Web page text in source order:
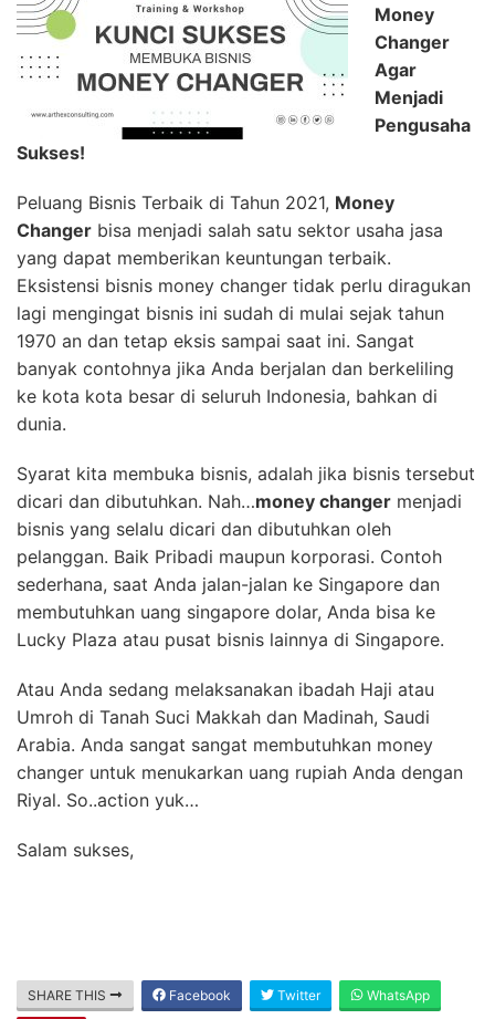
Money
Changer
Agar
Menjadi
Pengusaha
Sukses!
Peluang Bisnis Terbaik di Tahun 2021, Money
Changer bisa menjadi salah satu sektor usaha jasa
yang dapat memberikan keuntungan terbaik.
Eksistensi bisnis money changer tidak perlu diragukan
lagi mengingat bisnis ini sudah di mulai sejak tahun
1970 an dan tetap eksis sampai saat ini. Sangat
banyak contohnya jika Anda berjalan dan berkeliling
ke kota kota besar di seluruh Indonesia, bahkan di
dunia.
Syarat kita membuka bisnis, adalah jika bisnis tersebut
dicari dan dibutuhkan. Nah…money changer menjadi
bisnis yang selalu dicari dan dibutuhkan oleh
pelanggan. Baik Pribadi maupun korporasi. Contoh
sederhana, saat Anda jalan-jalan ke Singapore dan
membutuhkan uang singapore dolar, Anda bisa ke
Lucky Plaza atau pusat bisnis lainnya di Singapore.
Atau Anda sedang melaksanakan ibadah Haji atau
Umroh di Tanah Suci Makkah dan Madinah, Saudi
Arabia. Anda sangat sangat membutuhkan money
changer untuk menukarkan uang rupiah Anda dengan
Riyal. So..action yuk…
Salam sukses,
SHARE THIS Facebook Twitter WhatsApp